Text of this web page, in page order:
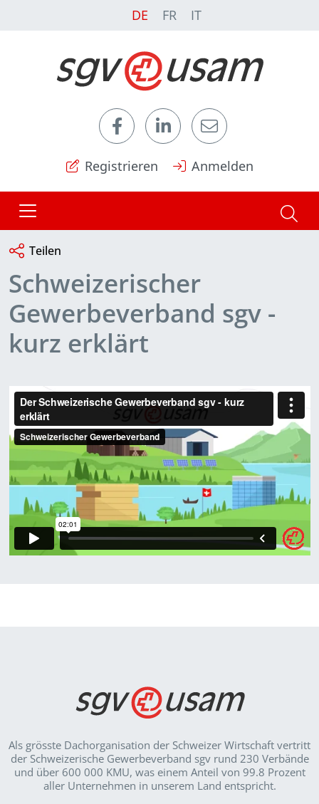
DE FR IT
Registrieren Anmelden
Teilen
Schweizerischer
Gewerbeverband sgv -
kurz erklärt
Als grösste Dachorganisation der Schweizer Wirt­schaft vertritt
der Schweizerische Gewerbeverband sgv rund 230 Verbände
und über 600 000 KMU, was einem Anteil von 99.8 Prozent
aller Unternehmen in unserem Land entspricht.